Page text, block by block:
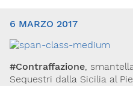
6 MARZO 2017
#Contraffazione,
Sequestri dalla Sicilia al